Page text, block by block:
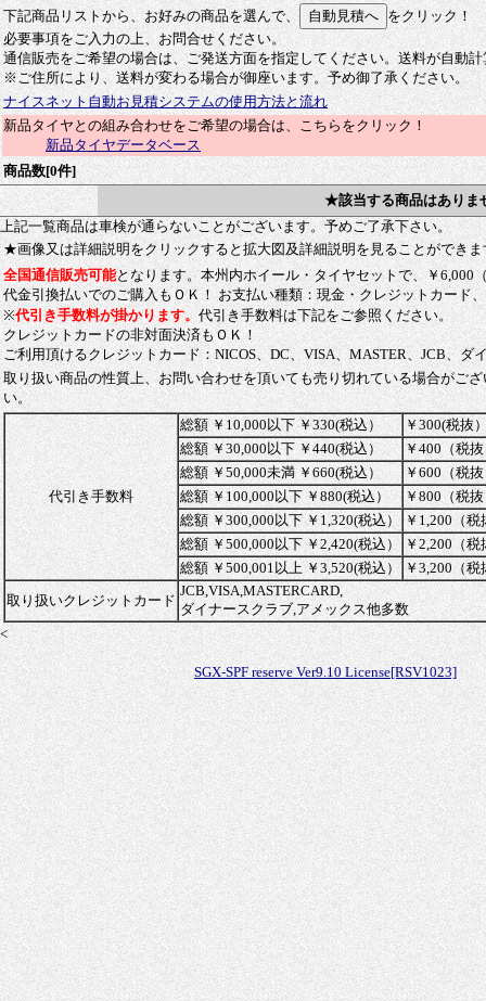
下記商品リストから、お好みの商品を選んで、
をクリック！
必要事項をご入力の上、お問合せください。
通信販売をご希望の場合は、ご発送方面を指定してください。送料が自動
※ご住所により、送料が変わる場合が御座います。予め御了承ください。
ナイスネット自動お見積システムの使用方法と流れ
新品タイヤとの組み合わせをご希望の場合は、こちらをクリック！
新品タイヤデータベース
商品数[0件]
★該当する商品はあり
上記一覧商品は車検が通らないことがございます。予めご了承下さい。
★画像又は詳細説明をクリックすると拡大図及詳細説明を見ることができま
全国通信販売可能となります。本州内ホイール・タイヤセットで、￥6,000
代金引換払いでのご購入もＯＫ！ お支払い種類：現金・クレジットカード
※代引き手数料が掛かります。 代引き手数料は下記をご参照ください。
クレジットカードの非対面決済もＯＫ！
ご利用頂けるクレジットカード：NICOS、DC、VISA、MASTER、JCB、ダ
取り扱い商品の性質上、お問い合わせを頂いても売り切れている場合がご
い。
代引き手数料
総額 ￥10,000以下 ￥330(税込）
￥300(税抜
総額 ￥30,000以下 ￥440(税込）
￥400（税
総額 ￥50,000未満 ￥660(税込）
￥600（税
総額 ￥100,000以下 ￥880(税込）
￥800（税
総額 ￥300,000以下 ￥1,320(税込）
￥1,200（税
総額 ￥500,000以下 ￥2,420(税込）
￥2,200（税
総額 ￥500,001以上 ￥3,520(税込）
￥3,200（税
取り扱いクレジットカード
JCB,VISA,MASTERCARD,
ダイナースクラブ,アメックス他多数
<
SGX-SPF reserve Ver9.10 License[RSV1023]